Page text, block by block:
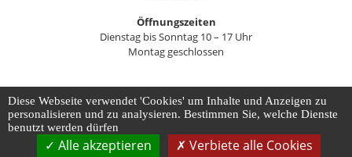
Öffnungszeiten
Dienstag bis Sonntag 10 – 17 Uhr
Montag geschlossen
Kontakt Impressum Datenschutz
Barrierefreiheit
Datenschutz-Einstellungen anpassen
Diese Webseite verwendet 'Cookies' um Inhalte und Anzeigen zu
personalisieren und zu analysieren. Bestimmen Sie, welche Dienste
benutzt werden dürfen
Alle akzeptieren Verbiete alle Cookies